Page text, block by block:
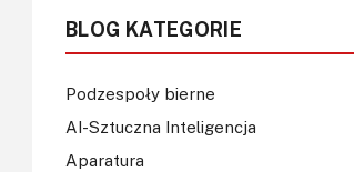
Do pobrania
BLOG KATEGORIE
Podzespoły bierne
AI-Sztuczna Inteligencja
Aparatura